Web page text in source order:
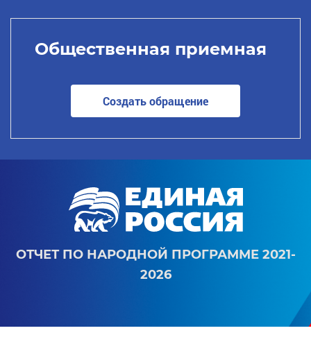
Общественная приемная
Создать обращение
ОТЧЕТ ПО НАРОДНОЙ ПРОГРАММЕ 2021-
2026